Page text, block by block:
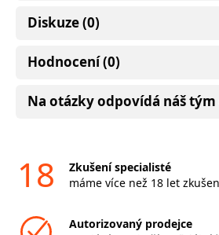
Diskuze (0)
Hodnocení (0)
Na otázky odpovídá náš
18
Zkušení specialisté
máme více než 18 let
Autorizovaný prodejce